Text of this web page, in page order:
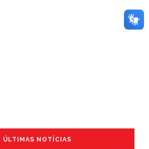
ÚLTIMAS NOTÍCIAS